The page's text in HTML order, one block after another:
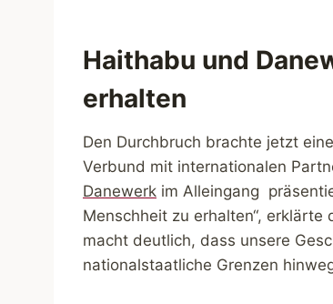
Haithabu und
erhalten
Den Durchbruch brachte jetzt
Verbund mit internationalen
Danewerk im Alleingang
Menschheit zu erhalten“,
macht deutlich, dass unsere
nationalstaatliche Grenzen